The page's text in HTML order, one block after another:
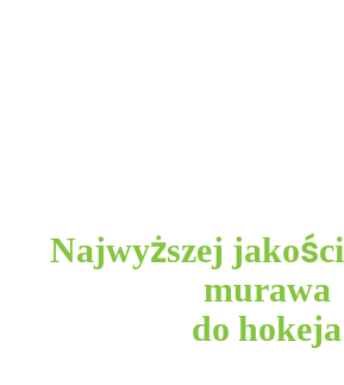
Najwyższej
murawa
do hokeja